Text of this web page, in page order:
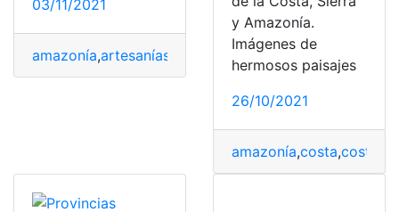
03/11/2021
amazonía,artesanías Ecuador Sierra
y Amazonía.
Imágenes de
hermosos paisajes
26/10/2021
amazonía,costa,costa -